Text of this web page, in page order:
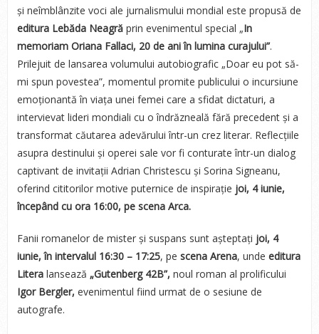
și neîmblânzite voci ale jurnalismului mondial este propusă de
editura Lebăda Neagrăprin evenimentul special „In
memoriam Oriana Fallaci, 20 de ani în lumina curajului”.
Prilejuit de lansarea volumului autobiografic „Doar eu pot să-
mi spun povestea”, momentul promite publicului o incursiune
emoționantă în viața unei femei care a sfidat dictaturi, a
intervievat lideri mondiali cu o îndrăzneală fără precedent și a
transformat căutarea adevărului într-un crez literar. Reflecțiile
asupra destinului și operei sale vor fi conturate într-un dialog
captivant de invitații Adrian Christescu și Sorina Signeanu,
oferind cititorilor motive puternice de inspirație joi, 4 iunie,
începând cu ora 16:00, pe scena Arca.
Fanii romanelor de mister și suspans sunt așteptați joi, 4
iunie, în intervalul 16:30 – 17:25, pe scena Arena, unde editura
Literalansează „Gutenberg 42B”, noul roman al prolificului
Igor Bergler, evenimentul fiind urmat de o sesiune de
autografe.